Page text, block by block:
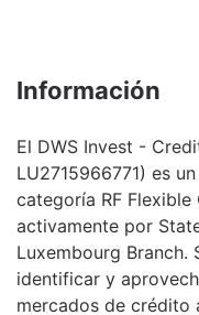
Información
El DWS Invest -
LU2715966771) es
categoría RF
activamente por
Luxembourg Branch.
identificar y
mercados de crédito